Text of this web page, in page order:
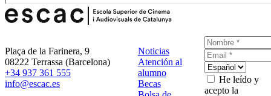
Plaça de la Farinera, 9
08222 Terrassa (Barcelona)
+34 937 361 555
info@escac.es
Noticias
Atención al
alumno
Becas
He leído y
acepto la